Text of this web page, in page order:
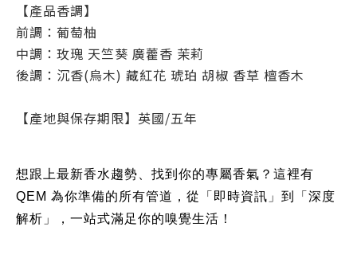
【產品香調】
前調：葡萄柚
中調：玫瑰 天竺葵 廣藿香 茉莉
後調：沉香(烏木) 藏紅花 琥珀 胡椒 香草 檀香木
【產地與保存期限】英國/五年
想跟上最新香水趨勢、找到你的專屬香氣？這裡有
QEM 為你準備的所有管道，從「即時資訊」到「深度
解析」，一站式滿足你的嗅覺生活！